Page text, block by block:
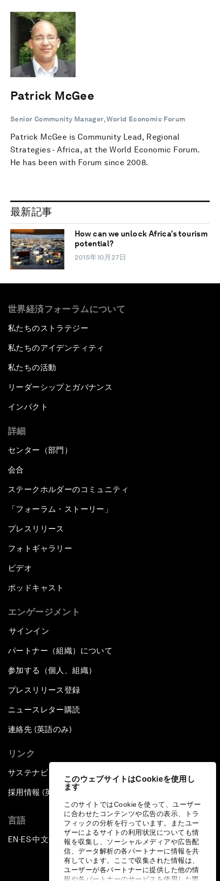
このウェブサイトはCookieを使用し
ます
このサイトではCookieを使って、ユーザー
に合わせたコンテンツや広告の表示、トラ
フィックの分析を行っています。またユー
ザーによるサイトの利用状況についても情
報を収集し、ソーシャルメディアや広告配
信、データ解析の各パートナーに情報を共
有しています。ここで収集された情報は、
ユーザーが各パートナーに提供した他の情
報や各パートナーのサービスを使用した際
Patrick McGee
Senior Community Manager, World Economic Forum
Patrick McGee is Community Lead, Regional
Strategies - Africa, at the World Economic Forum.
He has been with Forum since 2008.
最新記事
How can we unlock Africa’s tourism
potential?
2015年10月27日
世界経済フォーラムについて
私たちのストラテジー
私たちのアイデンティティ
私たちの活動
リーダーシップとガバナンス
インパクト
詳細
センター（部門）
会合
ステークホルダーのコミュニティ
「フォーラム・ストーリー」
プレスリリース
フォトギャラリー
ビデオ
ポッドキャスト
エンゲージメント
サインイン
パートナー（組織）について
参加する（個人、組織）
プレスリリース登録
ニュースレター購読
連絡先 (英語のみ)
リンク
サステナビリティへの取り組み
採用情報 (英語のみ)
言語
EN ▪ES▪中文▪ 日本語